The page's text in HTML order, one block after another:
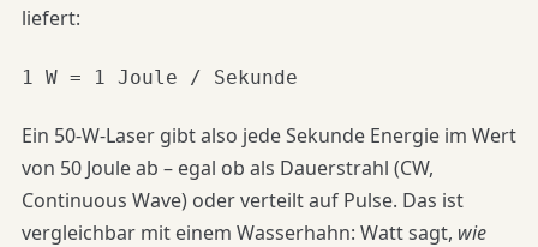
liefert:
1 W = 1 Joule / Sekunde
Ein 50-W-Laser gibt also jede Sekunde Energie im Wert
von 50 Joule ab – egal ob als Dauerstrahl (CW,
Continuous Wave) oder verteilt auf Pulse. Das ist
vergleichbar mit einem Wasserhahn: Watt sagt, wie